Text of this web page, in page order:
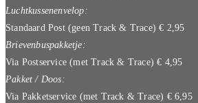
Luchtkussenenvelop:
Standaard Post (geen Track & Trace) € 2,95
Brievenbuspakketje:
Via Postservice (met Track & Trace) € 4,95
Pakket / Doos:
Via Pakketservice (met Track & Trace) € 6,95